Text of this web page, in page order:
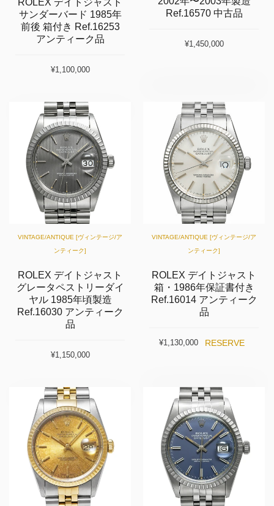
ROLEX デイトジャスト
サンダーバード 1985年
前後 箱付き Ref.16253
アンティーク品
¥1,100,000
Ref.16570 中古品
¥1,450,000
VINTAGE/ANTIQUE [ヴィンテージ/ア
ンティーク]
ROLEX デイトジャスト
グレータペストリーダイ
ヤル 1985年頃製造
Ref.16030 アンティーク
品
¥1,150,000
VINTAGE/ANTIQUE [ヴィンテージ/ア
ンティーク]
ROLEX デイトジャスト
箱・1986年保証書付き
Ref.16014 アンティーク
品
¥1,130,000 RESERVE